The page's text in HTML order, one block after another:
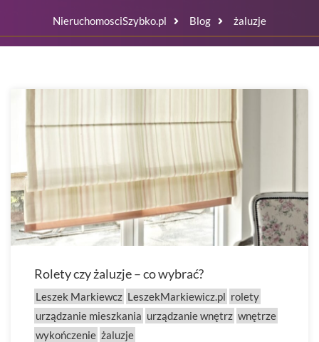
NieruchomosciSzybko.pl Blog żaluzje
Rolety czy żaluzje – co wybrać?
Leszek Markiewcz LeszekMarkiewicz.pl rolety
urządzanie mieszkania urządzanie wnętrz wnętrze
wykończenie żaluzje